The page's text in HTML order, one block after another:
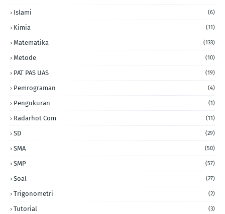
Islami (6)
Kimia (11)
Matematika (133)
Metode (10)
PAT PAS UAS (19)
Pemrograman (4)
Pengukuran (1)
Radarhot Com (11)
SD (29)
SMA (50)
SMP (57)
Soal (27)
Trigonometri (2)
Tutorial (3)